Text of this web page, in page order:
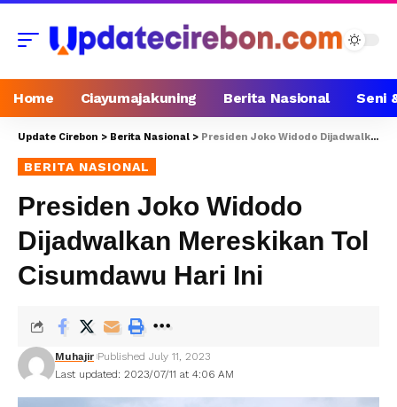
Home Ciayumajakuning Berita Nasional Seni
Update Cirebon > Berita Nasional > Presiden Joko Widodo Dijadwalkan Mereskikan Tol Cisumdawu Hari Ini
BERITA NASIONAL
Presiden Joko Widodo
Dijadwalkan Mereskikan Tol
Cisumdawu Hari Ini
Last updated: 2023/07/11 at 4:06 AM
Muhajir Published July 11, 2023